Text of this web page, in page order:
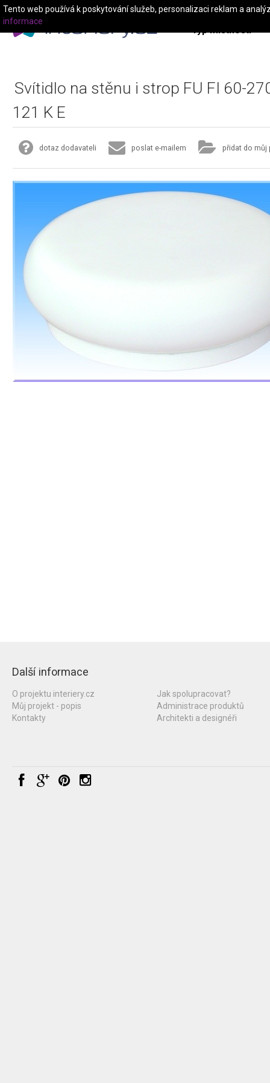
Typ místnosti
Svítidlo na stěnu i strop FU FI 60-
121 K E
dotaz dodavateli poslat e-mailem přidat do můj
Další informace
O projektu interiery.cz
Můj projekt - popis
Kontakty
Jak spolupracovat?
Administrace produktů
Architekti a designéři
Tento web používá k poskytování služeb, personalizaci reklam a
informace